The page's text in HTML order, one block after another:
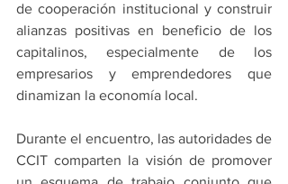
de cooperación institucional y construir
alianzas positivas en beneficio de los
capitalinos, especialmente de los
empresarios y emprendedores que
dinamizan la economía local.
Durante el encuentro, las autoridades de
CCIT comparten la visión de promover